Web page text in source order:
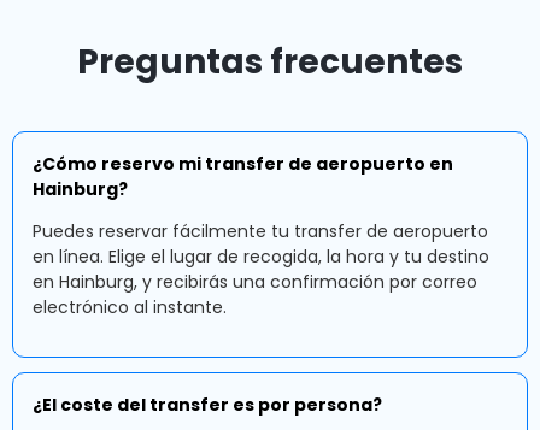
Preguntas frecuentes
¿Cómo reservo mi transfer de aeropuerto en
Hainburg?
Puedes reservar fácilmente tu transfer de aeropuerto
en línea. Elige el lugar de recogida, la hora y tu destino
en Hainburg, y recibirás una confirmación por correo
electrónico al instante.
¿El coste del transfer es por persona?